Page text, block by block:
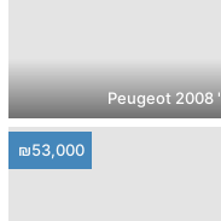
₪53,000